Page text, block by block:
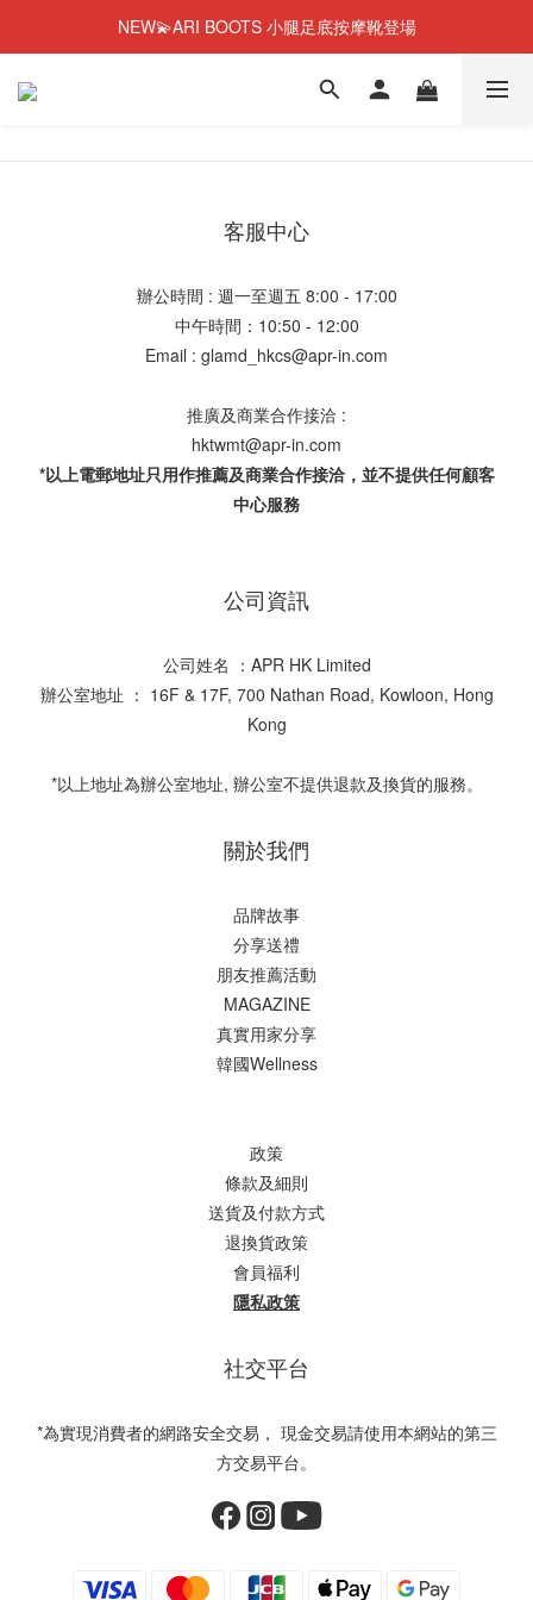
NEW💫ARI BOOTS 小腿足底按摩靴登場
NEW💫ARI BOOTS 小腿足底按摩靴登場
今個夏天零糖輕鬆瘦⭐限時58%OFF＋贈品
客服中心
辦公時間 : 週一至週五 8:00 - 17:00
中午時間：10:50 - 12:00
Email : glamd_hkcs@apr-in.com
推廣及商業合作接洽 :
hktwmt@apr-in.com
*以上電郵地址只用作推薦及商業合作接洽，並不提供任何顧客
中心服務
公司資訊
公司姓名 ：APR HK Limited
辦公室地址 ： 16F & 17F, 700 Nathan Road, Kowloon, Hong
Kong
*以上地址為辦公室地址, 辦公室不提供退款及換貨的服務。
關於我們
品牌故事
分享送禮
朋友推薦活動
MAGAZINE
真實用家分享
韓國Wellness
政策
條款及細則
送貨及付款方式
退換貨政策
會員福利
隱私政策
社交平台
*為實現消費者的網路安全交易， 現金交易請使用本網站的第三
方交易平台。